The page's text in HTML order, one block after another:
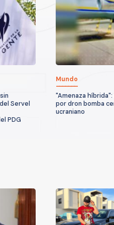
Servel
PDG
Mundo
"Amenaza
por dron bomba
ucraniano